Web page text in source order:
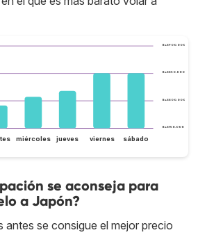
Bs.S750.000
Bs.S800.000
Bs.S850.000
Bs.S900.000
miércoles jueves viernes sábado
se aconseja para
a Japón?
antes se consigue el mejor precio